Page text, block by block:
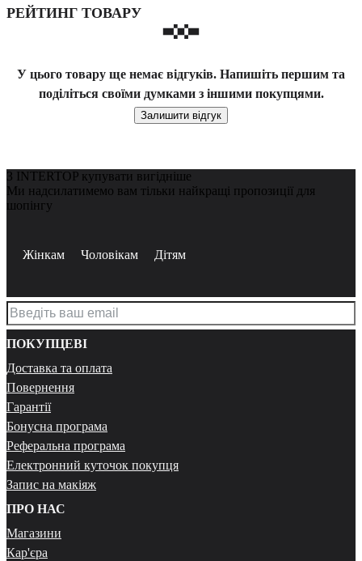
РЕЙТИНГ ТОВАРУ
У цього товару ще немає відгуків. Напишіть першим та
поділіться своїми думками з іншими покупцями.
Залишити відгук
З INTERTOP купувати вигідніше
Ми надсилатимемо вам тільки найкращі пропозиції для
шопінгу
Жінкам Чоловікам Дітям
ПОКУПЦЕВІ
Доставка та оплата
Повернення
Гарантії
Бонусна програма
Реферальна програма
Електронний куточок покупця
Запис на макіяж
ПРО НАС
Магазини
Кар'єра